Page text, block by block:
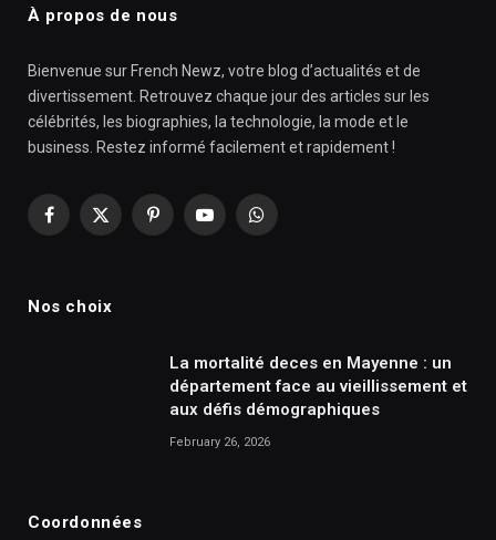
À propos de nous
Bienvenue sur French Newz, votre blog d’actualités et de
divertissement. Retrouvez chaque jour des articles sur les
célébrités, les biographies, la technologie, la mode et le
business. Restez informé facilement et rapidement !
Facebook
X
PinterestYouTubeWhatsApp
Nos choix
La mortalité deces en Mayenne : un
département face au vieillissement et
aux défis démographiques
February 26, 2026
Coordonnées